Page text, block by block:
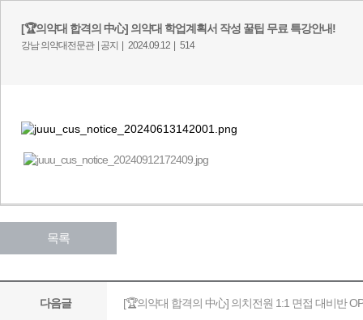
[🏆의약대 합격의 中心] 의약대 학업계획서 작성 꿀팁 무료 특강안내!
강남 의약대전문관 | 공지 | 2024.09.12 | 514
목록
다음글 [🏆의약대 합격의 中心] 의치전원 1:1 면접 대비반